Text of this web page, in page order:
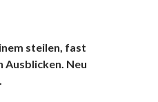
steilen, fast
Ausblicken. Neu